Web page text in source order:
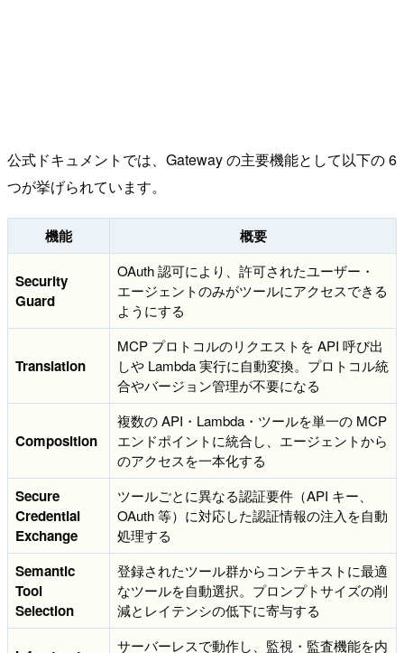
公式ドキュメントでは、Gateway の主要機能として以下の 6
つが挙げられています。
機能 概要
Security
Guard
OAuth 認可により、許可されたユーザー・
エージェントのみがツールにアクセスできる
ようにする
Translation
MCP プロトコルのリクエストを API 呼び出
しや Lambda 実行に自動変換。プロトコル統
合やバージョン管理が不要になる
Composition
複数の API・Lambda・ツールを単一の MCP
エンドポイントに統合し、エージェントから
のアクセスを一本化する
Secure
Credential
Exchange
ツールごとに異なる認証要件（API キー、
OAuth 等）に対応した認証情報の注入を自動
処理する
Semantic
Tool
Selection
登録されたツール群からコンテキストに最適
なツールを自動選択。プロンプトサイズの削
減とレイテンシの低下に寄与する
サーバーレスで動作し、監視・監査機能を内